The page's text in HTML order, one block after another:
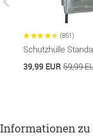
(851)
Schutzhülle
39,99 EUR 59,99
Informationen zu